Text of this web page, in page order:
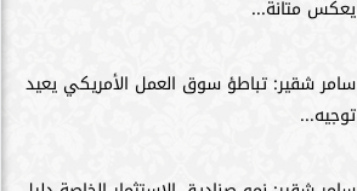
يعكس متانة...
سامر شقير: تباطؤ سوق العمل الأمريكي يعيد
توجيه...